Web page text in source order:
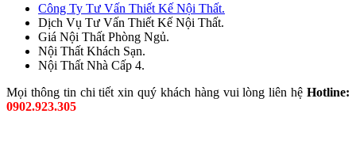
Công Ty Tư Vấn Thiết Kế Nội Thất.
Dịch Vụ Tư Vấn Thiết Kế Nội Thất.
Giá Nội Thất Phòng Ngủ.
Nội Thất Khách Sạn.
Nội Thất Nhà Cấp 4.
Mọi thông tin chi tiết xin quý khách hàng vui lòng liên hệ Hotline:
0902.923.305